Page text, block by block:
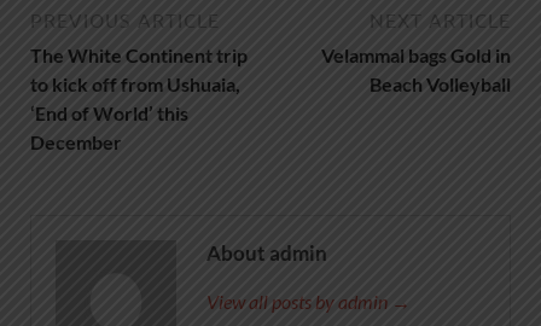
PREVIOUS ARTICLE
The White Continent trip
to kick off from Ushuaia,
‘End of World’ this
December
NEXT ARTICLE
Velammal bags Gold in
Beach Volleyball
About admin
View all posts by admin →